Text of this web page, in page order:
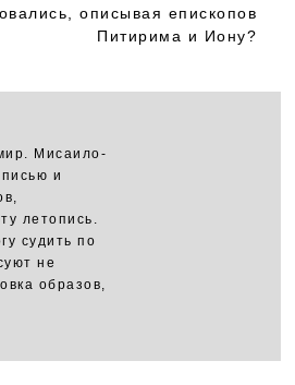
описывая епископов
Питирима и Иону?
Мисаило-
и
летопись.
судить по
не
образов,